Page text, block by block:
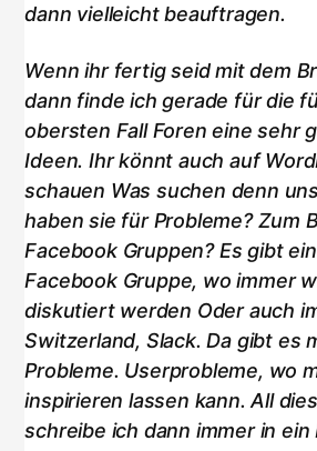
dann vielleicht beauftragen.
Wenn ihr fertig seid mit dem
dann finde ich gerade für die
obersten Fall Foren eine sehr
Ideen. Ihr könnt auch auf
schauen Was suchen denn
haben sie für Probleme? Zum
Facebook Gruppen? Es gibt
Facebook Gruppe, wo immer
diskutiert werden Oder auch
Switzerland, Slack. Da gibt es
Probleme. Userprobleme, wo
inspirieren lassen kann. All
schreibe ich dann immer in ein